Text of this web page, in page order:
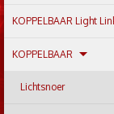
KOPPELBAAR Light
KOPPELBAAR
Lichtsnoer